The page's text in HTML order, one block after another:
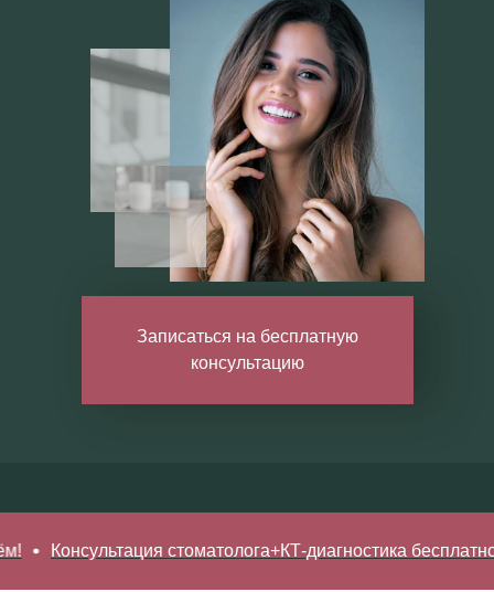
Записаться на бесплатную
консультацию
стоматолога+КТ-диагностика бесплатно* •